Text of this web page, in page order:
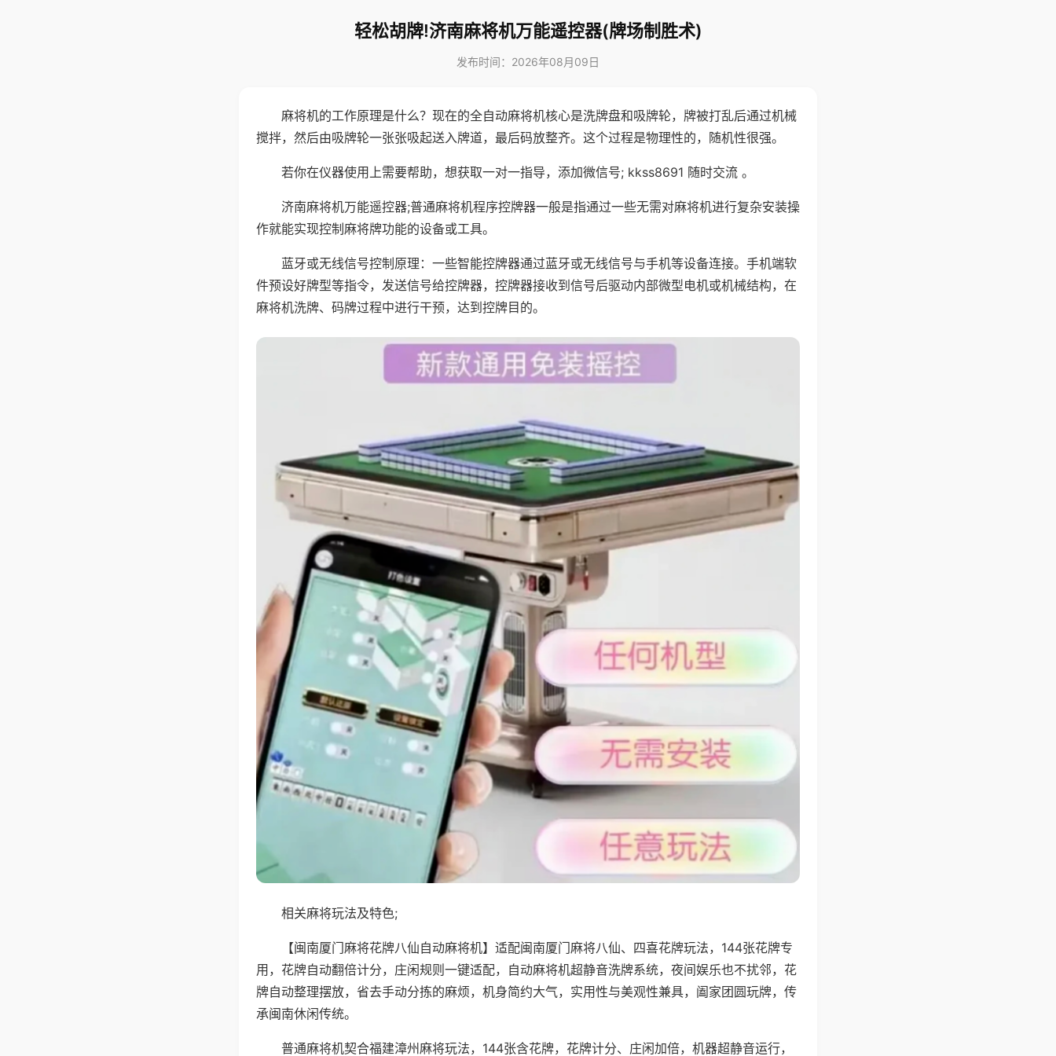
轻松胡牌!济南麻将机万能遥控器(牌场制胜术)
发布时间：2026年08月09日
麻将机的工作原理是什么？现在的全自动麻将机核心是洗牌盘和吸牌轮，牌被打乱后通过机械
搅拌，然后由吸牌轮一张张吸起送入牌道，最后码放整齐。这个过程是物理性的，随机性很强。
若你在仪器使用上需要帮助，想获取一对一指导，添加微信号; kkss8691 随时交流 。
济南麻将机万能遥控器;普通麻将机程序控牌器一般是指通过一些无需对麻将机进行复杂安装操
作就能实现控制麻将牌功能的设备或工具。
蓝牙或无线信号控制原理：一些智能控牌器通过蓝牙或无线信号与手机等设备连接。手机端软
件预设好牌型等指令，发送信号给控牌器，控牌器接收到信号后驱动内部微型电机或机械结构，在
麻将机洗牌、码牌过程中进行干预，达到控牌目的。
相关麻将玩法及特色;
【闽南厦门麻将花牌八仙自动麻将机】适配闽南厦门麻将八仙、四喜花牌玩法，144张花牌专
用，花牌自动翻倍计分，庄闲规则一键适配，自动麻将机超静音洗牌系统，夜间娱乐也不扰邻，花
牌自动整理摆放，省去手动分拣的麻烦，机身简约大气，实用性与美观性兼具，阖家团圆玩牌，传
承闽南休闲传统。
普通麻将机契合福建漳州麻将玩法，144张含花牌，花牌计分、庄闲加倍，机器超静音运行，